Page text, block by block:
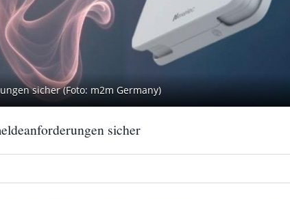
sicher (Foto: m2m Germany)
sicher